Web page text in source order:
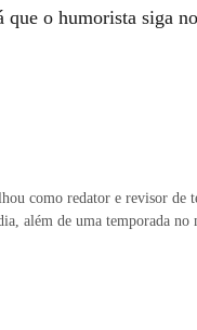
que o humorista siga
como redator e revisor de
além de uma temporada no